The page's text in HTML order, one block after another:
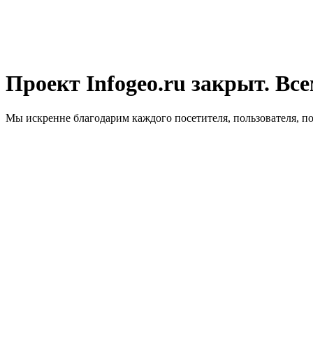
Проект Infogeo.ru закрыт.
Мы искренне благодарим каждого посетителя, пользователя,